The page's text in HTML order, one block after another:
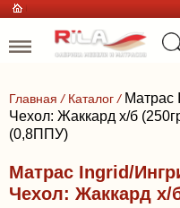
Главная / Каталог / Матрас
Чехол: Жаккард х/б
(0,8ППУ)
Матрас Ingrid/
Чехол: Жаккард х/